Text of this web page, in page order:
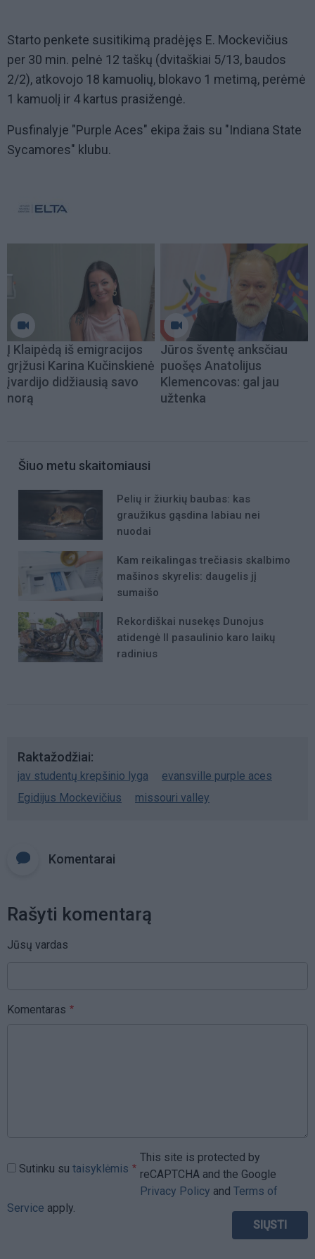
Starto penkete susitikimą pradėjęs E. Mockevičius
per 30 min. pelnė 12 taškų (dvitaškiai 5/13, baudos
2/2), atkovojo 18 kamuolių, blokavo 1 metimą, perėmė
1 kamuolį ir 4 kartus prasižengė.
Pusfinalyje "Purple Aces" ekipa žais su "Indiana State
Sycamores" klubu.
Į Klaipėdą iš emigracijos
grįžusi Karina Kučinskienė
įvardijo didžiausią savo
norą
Jūros šventę anksčiau
puošęs Anatolijus
Klemencovas: gal jau
užtenka
Šiuo metu skaitomiausi
Pelių ir žiurkių baubas: kas
graužikus gąsdina labiau nei
nuodai
Kam reikalingas trečiasis skalbimo
mašinos skyrelis: daugelis jį
sumaišo
Rekordiškai nusekęs Dunojus
atidengė II pasaulinio karo laikų
radinius
Raktažodžiai
jav studentų krepšinio lyga
evansville purple aces
Egidijus Mockevičius
missouri valley
Komentarai
Rašyti komentarą
Jūsų vardas
Komentaras
Sutinku su taisyklėmis
This site is protected by
reCAPTCHA and the Google
Privacy Policy and Terms of
Service apply.